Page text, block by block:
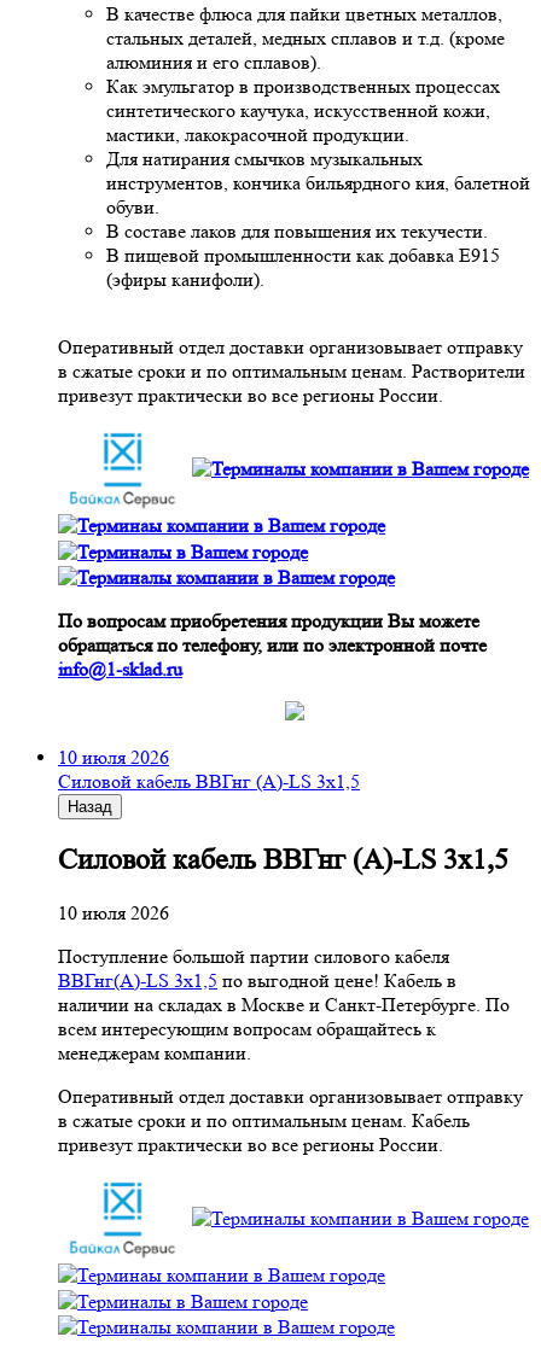
В качестве флюса для пайки цветных металлов,
стальных деталей, медных сплавов и т.д. (кроме
алюминия и его сплавов).
Как эмульгатор в производственных процессах
синтетического каучука, искусственной кожи,
мастики, лакокрасочной продукции.
Для натирания смычков музыкальных
инструментов, кончика бильярдного кия, балетной
обуви.
В составе лаков для повышения их текучести.
В пищевой промышленности как добавка Е915
(эфиры канифоли).
Оперативный отдел доставки организовывает отправку
в сжатые сроки и по оптимальным ценам. Растворители
привезут практически во все регионы России.
По вопросам приобретения продукции Вы можете
обращаться по телефону, или по электронной почте
info@1-sklad.ru
10 июля 2026
Cиловой кабель ВВГнг (A)-LS 3х1,5
Назад
Cиловой кабель ВВГнг (A)-LS 3х1,5
10 июля 2026
Поступление большой партии силового кабеля
ВВГнг(A)-LS 3х1,5 по выгодной цене! Кабель в
наличии на складах в Москве и Санкт-Петербурге. По
всем интересующим вопросам обращайтесь к
менеджерам компании.
Оперативный отдел доставки организовывает отправку
в сжатые сроки и по оптимальным ценам. Кабель
привезут практически во все регионы России.